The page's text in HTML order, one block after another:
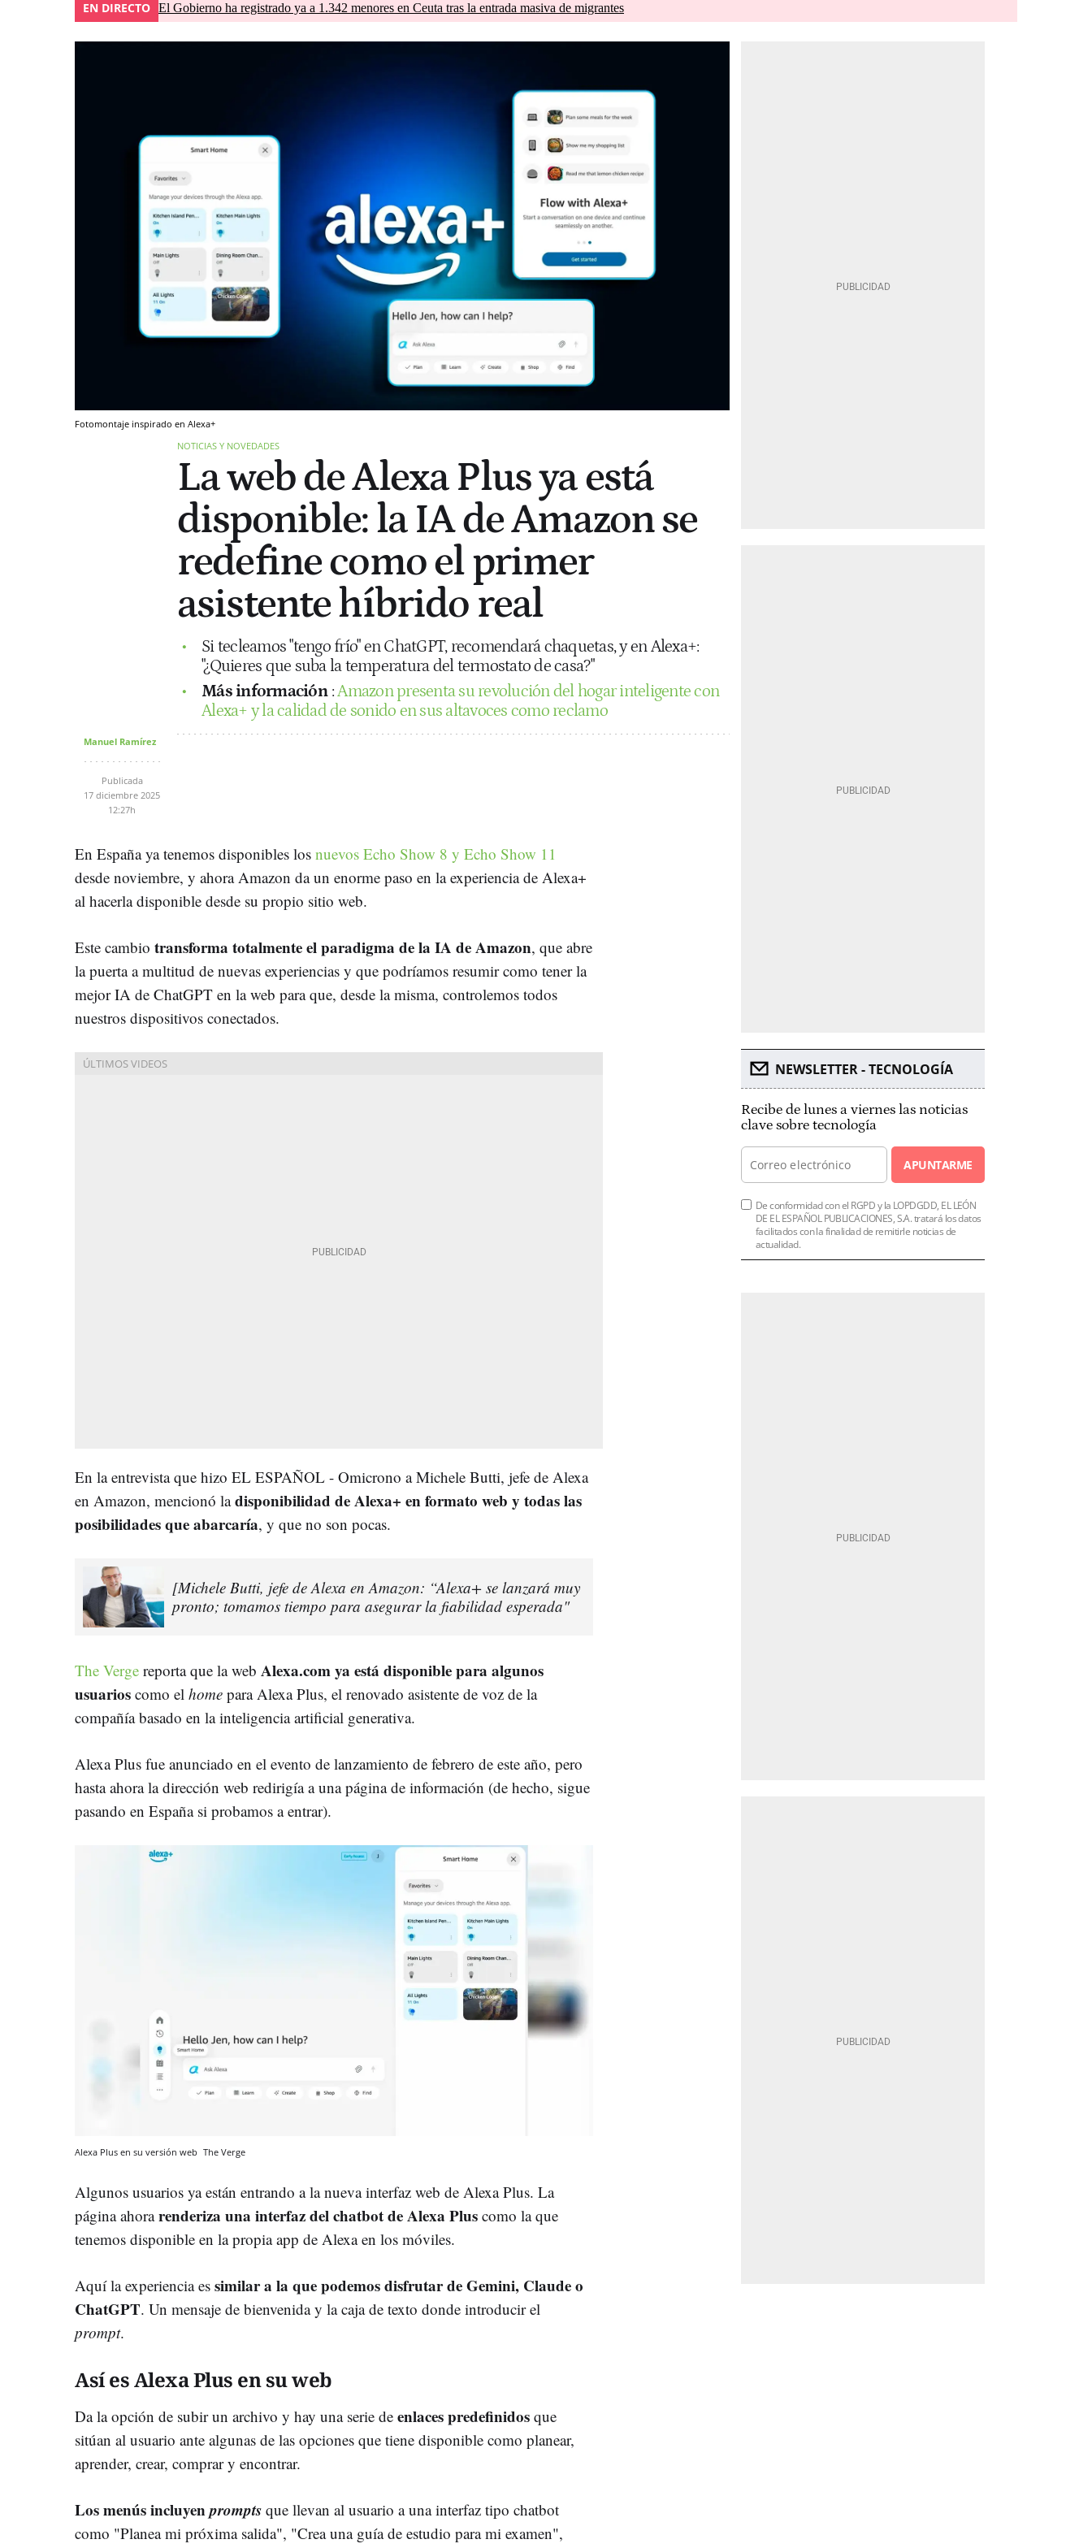
EN DIRECTO El Gobierno ha registrado ya a 1.342 menores en Ceuta tras la entrada masiva de migrantes
Fotomontaje inspirado en Alexa+
NOTICIAS Y NOVEDADES
La web de Alexa Plus ya está
disponible: la IA de Amazon se
redefine como el primer
asistente híbrido real
Si tecleamos "tengo frío" en ChatGPT, recomendará chaquetas, y en Alexa+:
"¿Quieres que suba la temperatura del termostato de casa?"
Más información :Amazon presenta su revolución del hogar inteligente con
Alexa+ y la calidad de sonido en sus altavoces como reclamo
Manuel Ramírez
Publicada
17 diciembre 2025
12:27h
En España ya tenemos disponibles los nuevos Echo Show 8 y Echo Show 11
desde noviembre, y ahora Amazon da un enorme paso en la experiencia de Alexa+
al hacerla disponible desde su propio sitio web.
Este cambio transforma totalmente el paradigma de la IA de Amazon, que abre
la puerta a multitud de nuevas experiencias y que podríamos resumir como tener la
mejor IA de ChatGPT en la web para que, desde la misma, controlemos todos
nuestros dispositivos conectados.
En la entrevista que hizo EL ESPAÑOL - Omicrono a Michele Butti, jefe de Alexa
en Amazon, mencionó ladisponibilidad de Alexa+ en formato web y todas las
posibilidades que abarcaría, y que no son pocas.
[Michele Butti, jefe de Alexa en Amazon: “Alexa+ se lanzará muy
pronto; tomamos tiempo para asegurar la fiabilidad esperada"
The Verge reporta que la web Alexa.com ya está disponible para algunos
usuarios como el home para Alexa Plus, el renovado asistente de voz de la
compañía basado en la inteligencia artificial generativa.
Alexa Plus fue anunciado en el evento de lanzamiento de febrero de este año, pero
hasta ahora la dirección web redirigía a una página de información (de hecho, sigue
pasando en España si probamos a entrar).
Alexa Plus en su versión web The Verge
Algunos usuarios ya están entrando a la nueva interfaz web de Alexa Plus. La
página ahorarenderiza una interfaz del chatbot de Alexa Plus como la que
tenemos disponible en la propia app de Alexa en los móviles.
Aquí la experiencia es similar a la que podemos disfrutar de Gemini, Claude o
ChatGPT. Un mensaje de bienvenida y la caja de texto donde introducir el
prompt.
Así es Alexa Plus en su web
Da la opción de subir un archivo y hay una serie de enlaces predefinidos que
sitúan al usuario ante algunas de las opciones que tiene disponible como planear,
aprender, crear, comprar y encontrar.
Los menús incluyenprompts que llevan al usuario a una interfaz tipo chatbot
como "Planea mi próxima salida", "Crea una guía de estudio para mi examen",
NEWSLETTER - TECNOLOGÍA
Recibe de lunes a viernes las noticias
clave sobre tecnología
APUNTARME
De conformidad con el RGPD y la LOPDGDD, EL LEÓN
DE EL ESPAÑOL PUBLICACIONES, S.A. tratará los datos
facilitados con la finalidad de remitirle noticias de
actualidad.